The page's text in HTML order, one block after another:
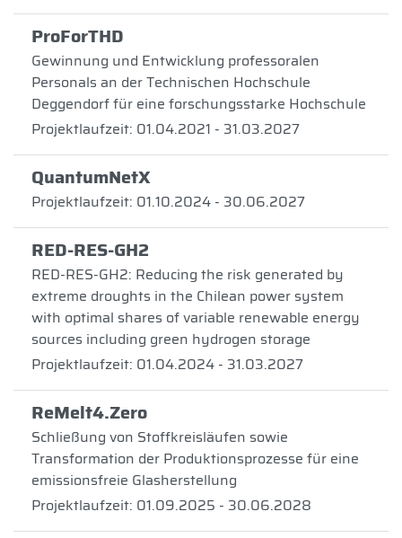
ProForTHD
Gewinnung und Entwicklung professoralen
Personals an der Technischen Hochschule
Deggendorf für eine forschungsstarke Hochschule
Projektlaufzeit: 01.04.2021 - 31.03.2027
QuantumNetX
Projektlaufzeit: 01.10.2024 - 30.06.2027
RED-RES-GH2
RED-RES-GH2: Reducing the risk generated by
extreme droughts in the Chilean power system
with optimal shares of variable renewable energy
sources including green hydrogen storage
Projektlaufzeit: 01.04.2024 - 31.03.2027
ReMelt4.Zero
Schließung von Stoffkreisläufen sowie
Transformation der Produktionsprozesse für eine
emissionsfreie Glasherstellung
Projektlaufzeit: 01.09.2025 - 30.06.2028